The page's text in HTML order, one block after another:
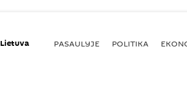
Lietuva PASAULYJE POLITIKA